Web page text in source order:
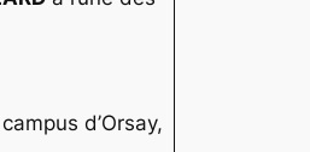
d’Orsay,